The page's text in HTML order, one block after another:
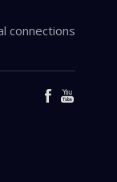
connections